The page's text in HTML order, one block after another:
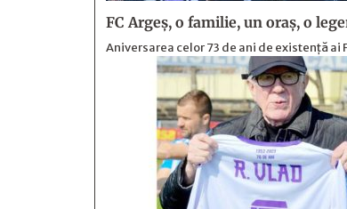
FC Argeş, o familie, un oraș, o
Aniversarea celor 73 de ani de existență